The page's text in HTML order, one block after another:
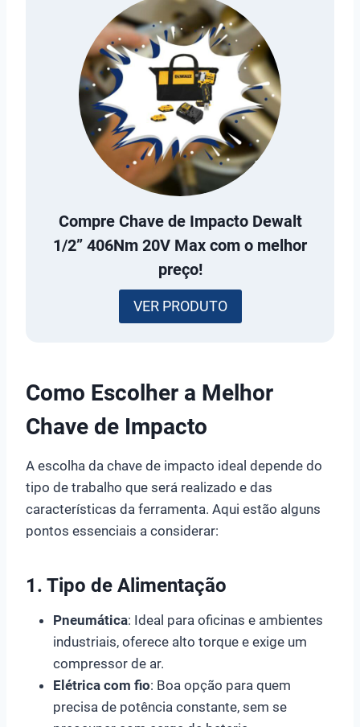
Compre Chave de Impacto Dewalt
1/2” 406Nm 20V Max com o melhor
preço!
VER PRODUTO
Como Escolher a Melhor
Chave de Impacto
A escolha da chave de impacto ideal depende do
tipo de trabalho que será realizado e das
características da ferramenta. Aqui estão alguns
pontos essenciais a considerar:
1. Tipo de Alimentação
Pneumática: Ideal para oficinas e ambientes
industriais, oferece alto torque e exige um
compressor de ar.
Elétrica com fio: Boa opção para quem
precisa de potência constante, sem se